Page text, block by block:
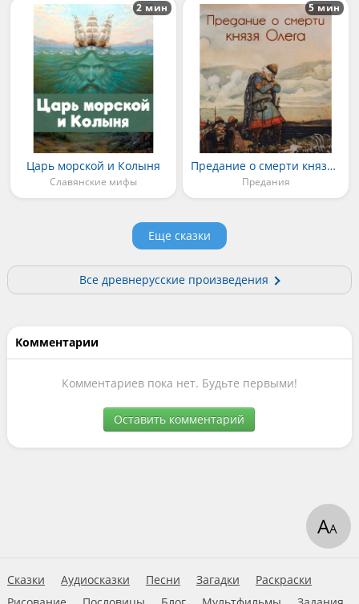
Царь морской и Колыня
Славянские мифы
2 мин
Предание о смерти князя Олега
Предания
5 мин
Еще сказки
Все древнерусские произведения
Комментарии
Комментариев пока нет. Будьте первыми!
Оставить комментарий
Сказки Аудиосказки Песни Загадки
Раскраски
АА